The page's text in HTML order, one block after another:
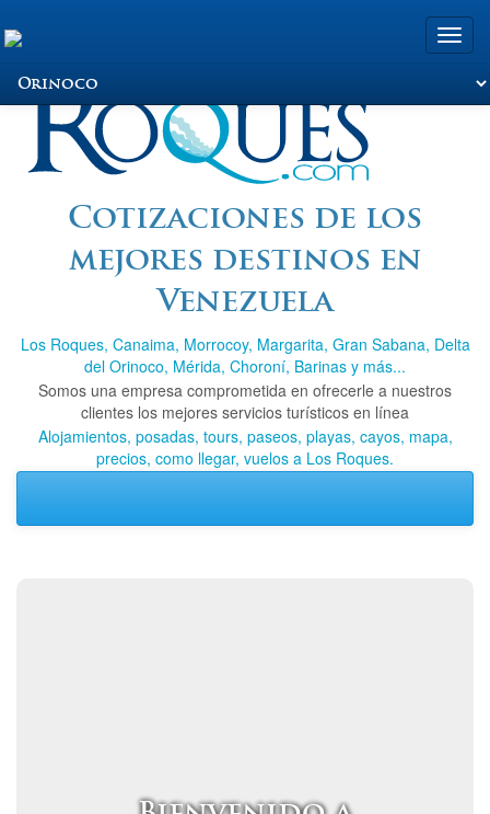
Toggle
Viajando a Los
Roques.com
Cotizaciones de los
mejores destinos en
Venezuela
Los Roques, Canaima, Morrocoy, Margarita, Gran Sabana, Delta
del Orinoco, Mérida, Choroní, Barinas y más...
Somos una empresa comprometida en ofrecerle a nuestros
clientes los mejores servicios turísticos en línea
Alojamientos, posadas, tours, paseos, playas, cayos, mapa,
precios, como llegar, vuelos a Los Roques.